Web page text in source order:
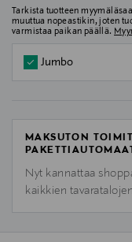
Tarkista tuotteen
muuttua nopeastikin, joten
varmistaa paikan päällä.
Jumbo
MAKSUTON
Nyt kannattaa
kaikkien